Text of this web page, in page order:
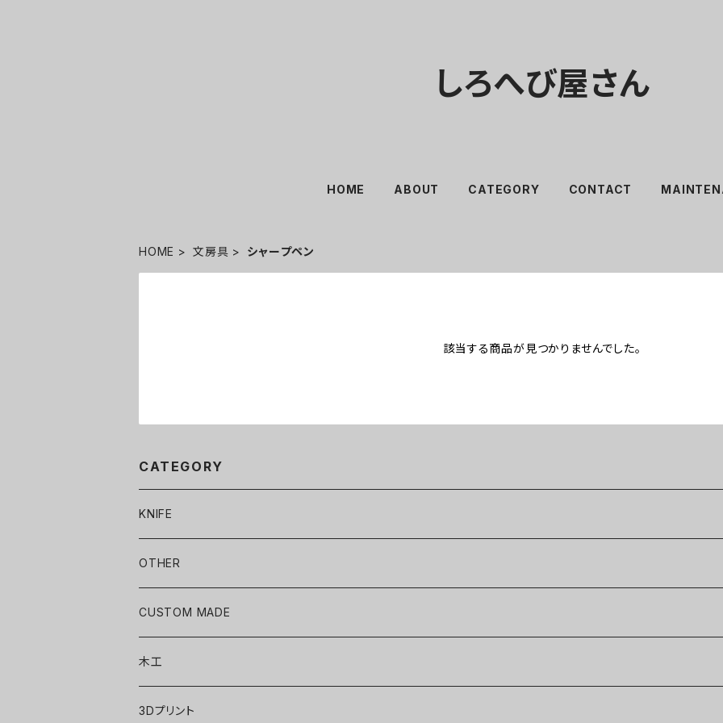
しろへび屋さん
HOME ABOUT CATEGORY CONTACT
HOME 文房具 シャープペン
該当する商品が見つかりませんでした。
CATEGORY
KNIFE
包丁
OTHER
ACCESSORY
CUSTOM MADE
木工
3Dプリント